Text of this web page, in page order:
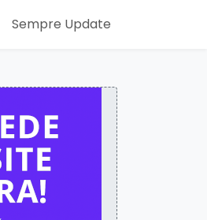
Sempre Update